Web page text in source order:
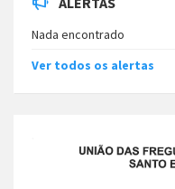
Nada encontrado
Ver todos os alertas